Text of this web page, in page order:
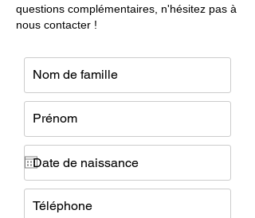
questions complémentaires, n'hésitez pas à
nous contacter !